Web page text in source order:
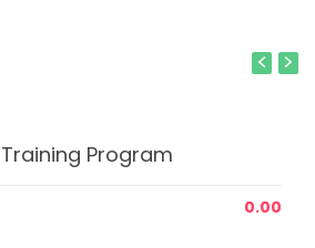
Program
0.00